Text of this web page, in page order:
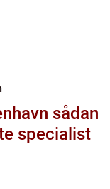
sådan
specialist